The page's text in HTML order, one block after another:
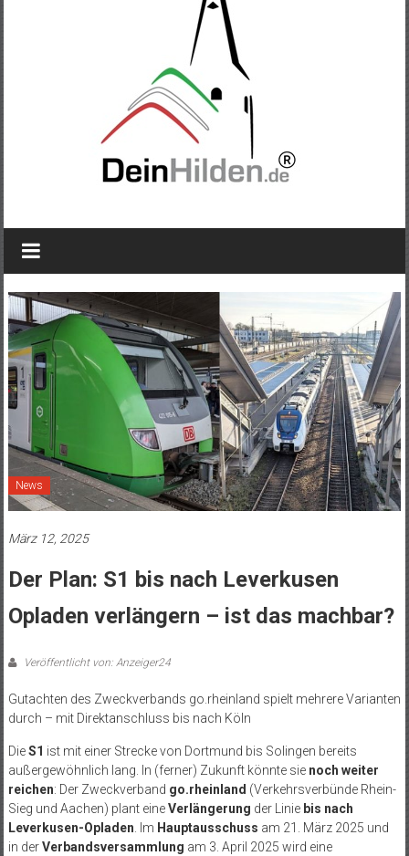
News
März 12, 2025
Der Plan: S1 bis nach Leverkusen
Opladen verlängern – ist das machbar?
Veröffentlicht von: Anzeiger24
Gutachten des Zweckverbands go.rheinland spielt mehrere Varianten
durch – mit Direktanschluss bis nach Köln
DieS1 ist mit einer Strecke von Dortmund bis Solingen bereits
außergewöhnlich lang. In (ferner) Zukunft könnte sie noch weiter
reichen: Der Zweckverband go.rheinland (Verkehrsverbünde Rhein-
Sieg und Aachen) plant eineVerlängerung der Linie bis nach
Leverkusen-Opladen. Im Hauptausschuss am 21. März 2025 und
in derVerbandsversammlung am 3. April 2025 wird eine